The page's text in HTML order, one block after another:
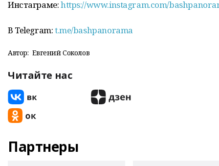
Инстаграме:https://www.instagram.com/
В Telegram:t.me/bashpanorama
Автор: Евгений Соколов
Читайте нас
Партнеры